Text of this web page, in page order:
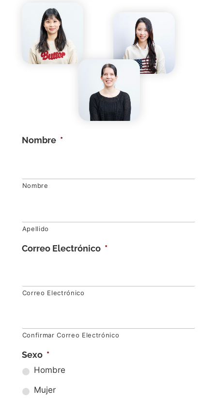
Nombre *
Nombre
Apellido
Correo Electrónico *
Correo Electrónico
Confirmar Correo Electrónico
Sexo *
Hombre
Mujer